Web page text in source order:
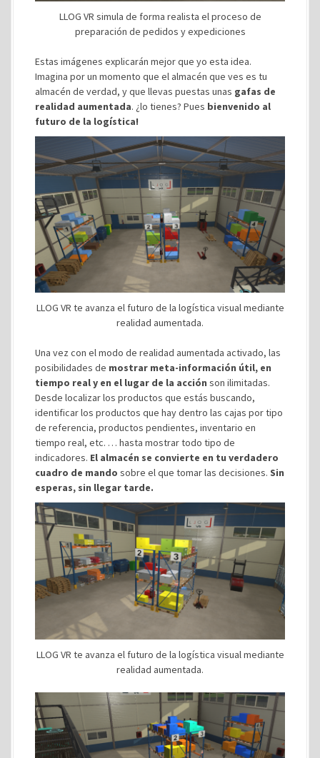
LLOG VR simula de forma realista el proceso de
preparación de pedidos y expediciones
Estas imágenes explicarán mejor que yo esta idea.
Imagina por un momento que el almacén que ves es tu
almacén de verdad, y que llevas puestas unas gafas de
realidad aumentada. ¿lo tienes? Pues bienvenido al
futuro de la logística!
LLOG VR te avanza el futuro de la logística visual mediante
realidad aumentada.
Una vez con el modo de realidad aumentada activado, las
posibilidades de mostrar meta-información útil, en
tiempo real y en el lugar de la acción son ilimitadas.
Desde localizar los productos que estás buscando,
identificar los productos que hay dentro las cajas por tipo
de referencia, productos pendientes, inventario en
tiempo real, etc. … hasta mostrar todo tipo de
indicadores. El almacén se convierte en tu verdadero
cuadro de mando sobre el que tomar las decisiones. Sin
esperas, sin llegar tarde.
LLOG VR te avanza el futuro de la logística visual mediante
realidad aumentada.